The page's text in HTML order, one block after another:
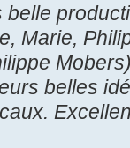
belle
Marie,
belles